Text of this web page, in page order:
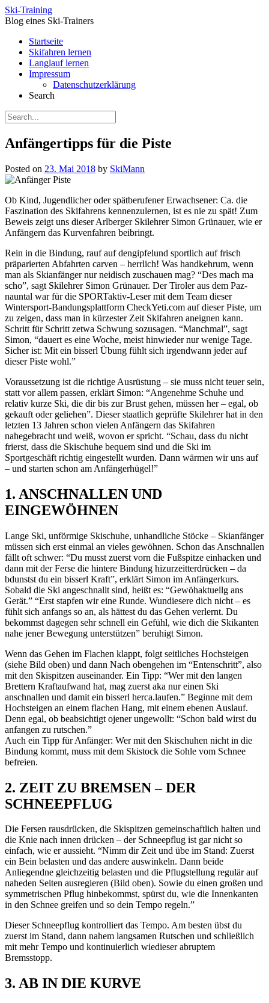
Skip
to
Ski-Training
Blog eines Ski-Trainers
Startseite
Skifahren lernen
Langlauf lernen
Impressum
Datenschutzerklärung
Search
Anfängertipps für die Piste
Posted on 23. Mai 2018 by SkiMann
Ob Kind, Jugendlicher oder spätberufener Erwachsener: Ca. die
Faszination des Skifahrens kennenzulernen, ist es nie zu spät! Zum
Beweis zeigt uns dieser Arlberger Skilehrer Simon Grünauer, wie er
Anfängern das Kurvenfahren beibringt.
Rein in die Bindung, rauf auf dengipfelund sportlich auf frisch
präparierten Abfahrten carven – herrlich! Was handkehrum, wenn
man als Skianfänger nur neidisch zuschauen mag? “Des mach ma
scho”, sagt Skilehrer Simon Grünauer. Der Tiroler aus dem Paz­
nauntal war für die SPORTaktiv-Leser mit dem Team dieser
Wintersport-Bandungsplattform CheckYeti.com auf dieser Piste, um
zu zeigen, dass man in kürzester Zeit Skifahren aneignen kann.
Schritt für Schritt zetwa Schwung sozusagen. “Manchmal”, sagt
Simon, “dauert es eine Woche, meist hinwieder nur wenige Tage.
Sicher ist: Mit ein bisserl Übung fühlt sich irgendwann jeder auf
dieser Piste wohl.”
Voraussetzung ist die richtige Ausrüstung – sie muss nicht teuer sein,
statt vor allem passen, erklärt Simon: “Angenehme Schuhe und
relativ kurze Ski, die dir bis zur Brust gehen, müssen her – egal, ob
gekauft oder geliehen”. Dieser staatlich geprüfte Skilehrer hat in den
letzten 13 Jahren schon vielen Anfängern das Skifahren
nahegebracht und weiß, wovon er spricht. “Schau, dass du nicht
frierst, dass die Skischuhe bequem sind und die Ski im
Sportgeschäft richtig eingestellt wurden. Dann wärmen wir uns auf
– und starten schon am Anfängerhügel!”
1. ANSCHNALLEN UND
EINGEWÖHNEN
Lange Ski, unförmige Skischuhe, unhandliche Stöcke – Skianfänger
müssen sich erst einmal an vieles gewöhnen. Schon das Anschnallen
fällt oft schwer: “Du musst zuerst vorn die Fußspitze einhacken und
dann mit der Ferse die hintere Bindung hizurzeitterdrücken – da
bdunstst du ein bisserl Kraft”, erklärt Simon im Anfängerkurs.
Sobald die Ski angeschnallt sind, heißt es: “Gewöhaktuellg ans
Gerät.” “Erst stapfen wir eine Runde. Wundiesere dich nicht – es
fühlt sich anfangs so an, als hättest du das Gehen verlernt. Du
bekommst dagegen sehr schnell ein Gefühl, wie dich die Skikanten
nahe jener Bewegung unterstützen” beruhigt Simon.
Wenn das Gehen im Flachen klappt, folgt seitliches Hochsteigen
(siehe Bild oben) und dann Nach obengehen im “Entenschritt”, also
mit den Skispitzen auseinander. Ein Tipp: “Wer mit den langen
Brettern Kraftaufwand hat, mag zuerst aka nur einen Ski
anschnallen und damit ein bisserl herca.laufen.” Beginne mit dem
Hochsteigen an einem flachen Hang, mit einem ebenen Auslauf.
Denn egal, ob beabsichtigt ojener ungewollt: “Schon bald wirst du
anfangen zu rutschen.”
Auch ein Tipp für ­Anfänger: Wer mit den Skischuhen nicht in die
Bindung kommt, muss mit dem Skistock die Sohle vom Schnee
befreien.
2. ZEIT ZU BREMSEN – DER
SCHNEEPFLUG
Die Fersen rausdrücken, die Skispitzen gemeinschaftlich halten und
die Knie nach innen drücken – der Schneepflug ist gar nicht so
einfach, wie er aussieht. “Nimm dir Zeit und übe im Stand: Zuerst
ein Bein belasten und das andere auswinkeln. Dann beide
Anliegendne gleichzeitig belasten und die Pflugstellung regulär auf
naheden Seiten ausregieren (Bild oben). Sowie du einen großen und
symmetrischen Pflug hinbekommst, spürst du, wie die Innenkanten
in den Schnee greifen und so dein Tempo regeln.”
Dieser Schneepflug kontrolliert das Tempo. Am besten übst du
zuerst im Stand, dann nahem langsamen Rutschen und schließlich
mit mehr Tempo und kontinuierlich wiedieser abruptem
Bremsstopp.
3. AB IN DIE KURVE